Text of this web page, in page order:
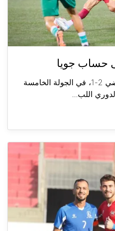
حساب جويا
فوز الأنصار على جويا الرياضي 2-1، في الجولة الخامسة
اللب...